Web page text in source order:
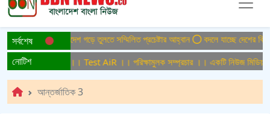
সর্বশেষ বাংলাদেশ গড়ে তুলতে সম্মিলিত প্রচেষ্টার আহ্বান বদলে যাচ্ছে দেশের
নোটিশসম্প্রচার ।। Test AiR ।। পরিক্ষামুলক সম্প্রচার ।। একটি নিউজ মিডিয়া
আন্তর্জাতিক 3